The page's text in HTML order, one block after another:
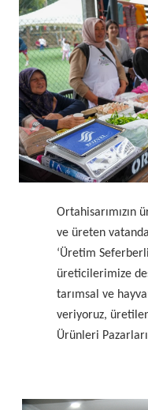
Ortahisarımızın
ve üreten
‘Üretim
üreticilerimize
tarımsal ve
veriyoruz,
Ürünleri